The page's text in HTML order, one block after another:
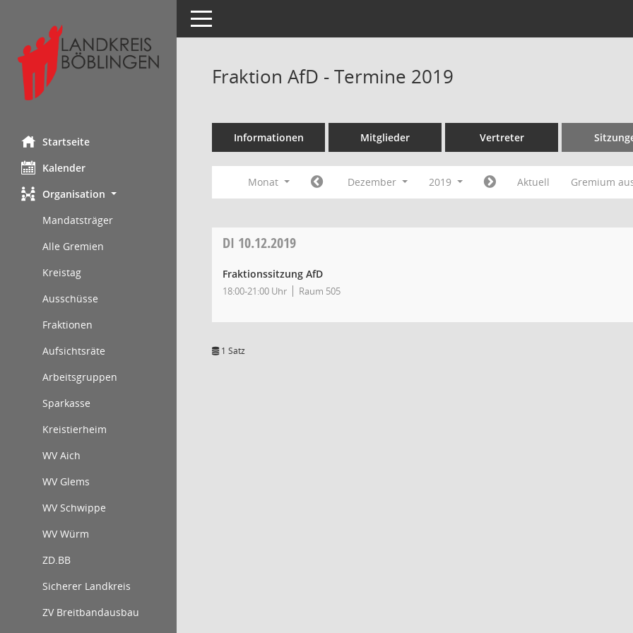
Startseite
Kalender
Organisation
Mandatsträger
Alle Gremien
Kreistag
Ausschüsse
Fraktionen
Aufsichtsräte
Arbeitsgruppen
Sparkasse
Kreistierheim
WV Aich
WV Glems
WV Schwippe
WV Würm
ZD.BB
Sicherer Landkreis
ZV Breitbandausbau
Toggle navigation
Fraktion AfD - Termine 2019
Informationen Mitglieder Vertreter
Monat Dezember 2019 Aktuell Gremium
DI 10.12.2019
Fraktionssitzung AfD
18:00-21:00 Uhr Raum 505
1 Satz